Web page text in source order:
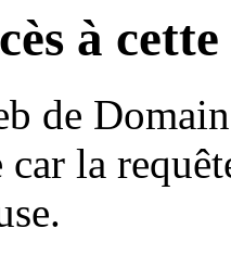
à
de
car la